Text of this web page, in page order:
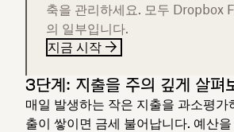
축을 관리하세요. 모두 Dropbox
의 일부입니다.
지금 시작
3단계: 지출을 주의 깊게 살펴
매일 발생하는 작은 지출을 과소평가
출이 쌓이면 금세 불어납니다. 예산